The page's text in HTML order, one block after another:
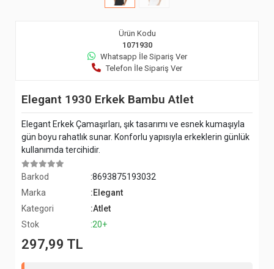
Ürün Kodu
1071930
Whatsapp İle Sipariş Ver
Telefon İle Sipariş Ver
Elegant 1930 Erkek Bambu Atlet
Elegant Erkek Çamaşırları, şık tasarımı ve esnek kumaşıyla
gün boyu rahatlık sunar. Konforlu yapısıyla erkeklerin günlük
kullanımda tercihidir.
Barkod
:8693875193032
Marka
:Elegant
Kategori
:Atlet
Stok
:20+
297,99 TL